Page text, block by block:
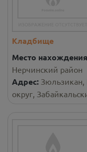
Кладбище
Место
Нерчинский район
Адрес:
округ,